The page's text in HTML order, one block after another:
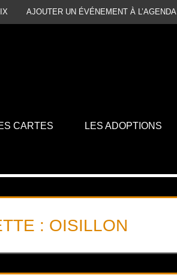
AJOUTER UN ÉVÉNEMENT À L’AGENDA
CARTES LES ADOPTIONS
: OISILLON